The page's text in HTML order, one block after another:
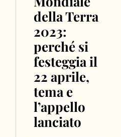
della Terra
2023:
perché si
festeggia il
22 aprile,
tema e
l’appello
lanciato